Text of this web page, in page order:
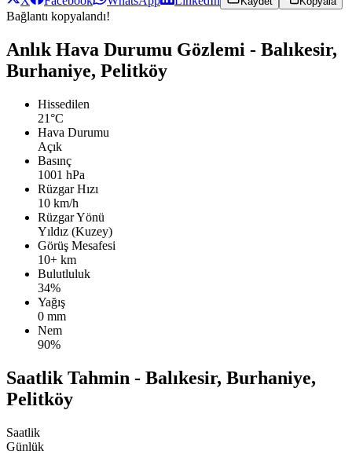
Bağlantı kopyalandı!
Anlık Hava Durumu Gözlemi - Balıkesir,
Burhaniye, Pelitköy
Hissedilen
21°C
Hava Durumu
Açık
Basınç
1001 hPa
Rüzgar Hızı
10 km/h
Rüzgar Yönü
Yıldız (Kuzey)
Görüş Mesafesi
10+ km
Bulutluluk
34%
Yağış
0 mm
Nem
90%
Saatlik Tahmin - Balıkesir, Burhaniye,
Pelitköy
Saatlik
Günlük